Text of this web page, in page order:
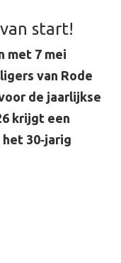
start!
met 7 mei
van Rode
de jaarlijkse
krijgt een
30‑jarig